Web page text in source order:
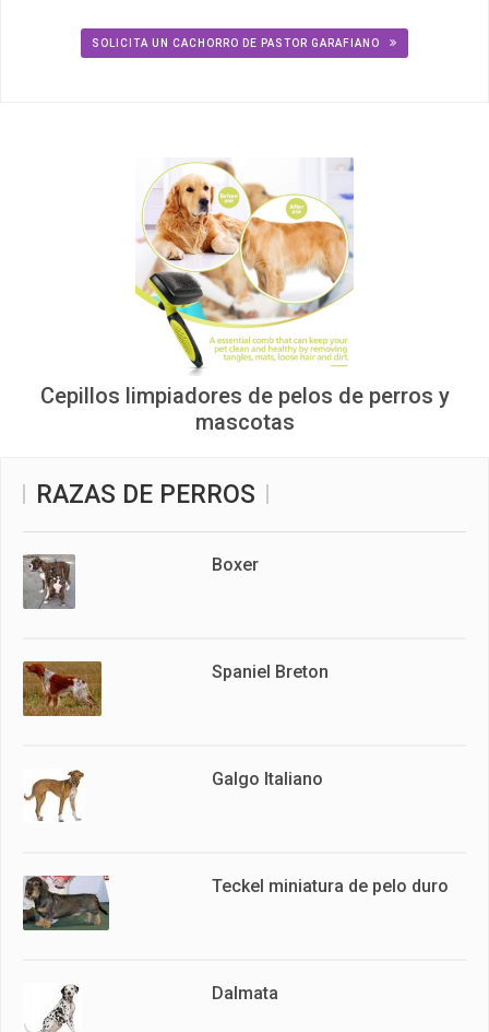
SOLICITA UN CACHORRO DE PASTOR GARAFIANO
Cepillos limpiadores de pelos de perros y
mascotas
RAZAS DE PERROS
Boxer
Spaniel Breton
Galgo Italiano
Teckel miniatura de pelo duro
Dalmata